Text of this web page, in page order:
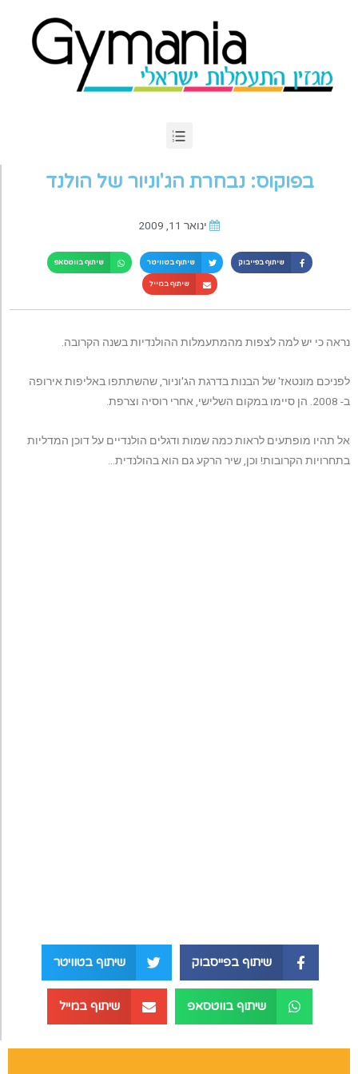
בפוקוס: נבחרת הג'וניור של הולנד
ינואר 11, 2009
שיתוף בפייבוק שיתוף בטוויטר שיתוף בווטסאפ
שיתוף במייל
נראה כי יש למה לצפות מהמתעמלות ההולנדיות בשנה הקרובה.
לפניכם מונטאז' של הבנות בדרגת הג'וניור, שהשתתפו באליפות אירופה
ב- 2008. הן סיימו במקום השלישי, אחרי רוסיה וצרפת.
אל תהיו מופתעים לראות כמה שמות ודגלים הולנדיים על דוכן המדליות
בתחרויות הקרובות! וכן, שיר הרקע גם הוא בהולנדית…
שיתוף בפייסבוק שיתוף בטוויטר
שיתוף בווטסאפ שיתוף במייל